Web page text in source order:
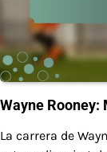
Wayne Rooney:
La carrera de